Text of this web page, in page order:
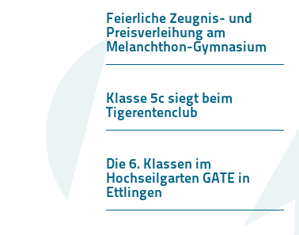
Feierliche Zeugnis- und
Preisverleihung am
Melanchthon-Gymnasium
Klasse 5c siegt beim
Tigerentenclub
Die 6. Klassen im
Hochseilgarten GATE in
Ettlingen